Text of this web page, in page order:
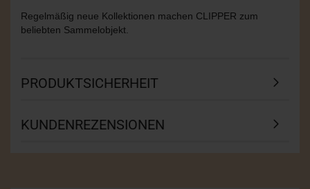
Regelmäßig neue Kollektionen machen CLIPPER zum
beliebten Sammelobjekt.
PRODUKTSICHERHEIT
KUNDENREZENSIONEN